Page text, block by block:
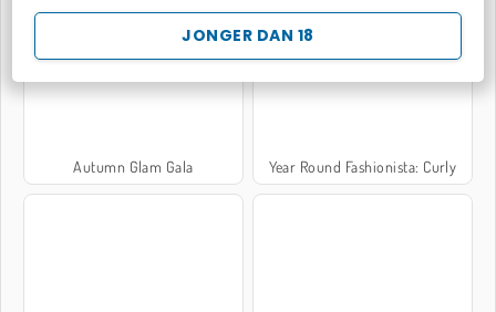
JONGER DAN 18
Autumn Glam Gala Year Round Fashionista: Curly